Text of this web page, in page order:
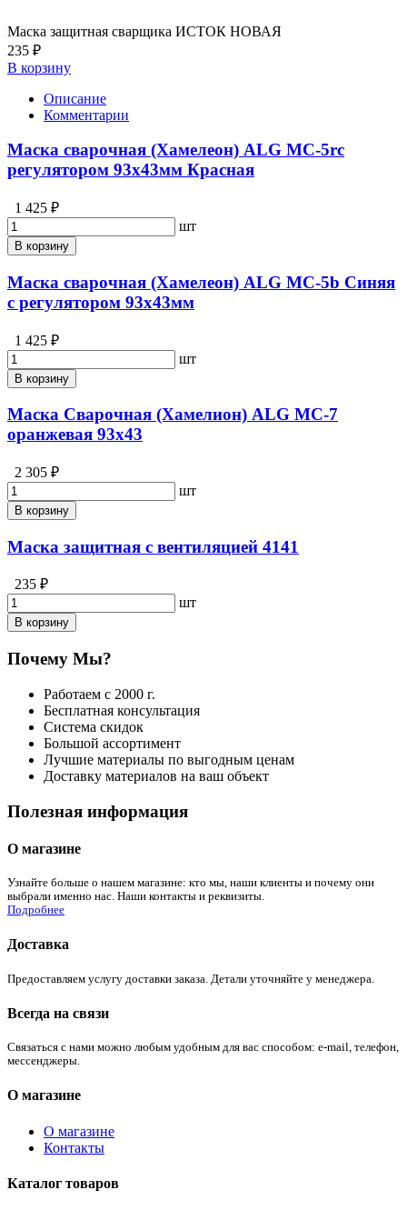
Маска защитная сварщика ИСТОК НОВАЯ
235 ₽
В корзину
Описание
Комментарии
Маска сварочная (Хамелеон) ALG МС-5rс
регулятором 93х43мм Красная
1 425 ₽
шт
В корзину
Маска сварочная (Хамелеон) ALG МС-5b Синяя
с регулятором 93х43мм
1 425 ₽
шт
В корзину
Маска Сварочная (Хамелион) ALG MC-7
оранжевая 93х43
2 305 ₽
шт
В корзину
Маска защитная с вентиляцией 4141
235 ₽
шт
В корзину
Почему Мы?
Работаем с 2000 г.
Бесплатная консультация
Система скидок
Большой ассортимент
Лучшие материалы по выгодным ценам
Доставку материалов на ваш объект
Полезная информация
О магазине
Узнайте больше о нашем магазине: кто мы, наши клиенты и почему они
выбрали именно нас. Наши контакты и реквизиты.
Подробнее
Доставка
Предоставляем услугу доставки заказа. Детали уточняйте у менеджера.
Всегда на связи
Связаться с нами можно любым удобным для вас способом: e-mail, телефон,
мессенджеры.
О магазине
О магазине
Контакты
Каталог товаров